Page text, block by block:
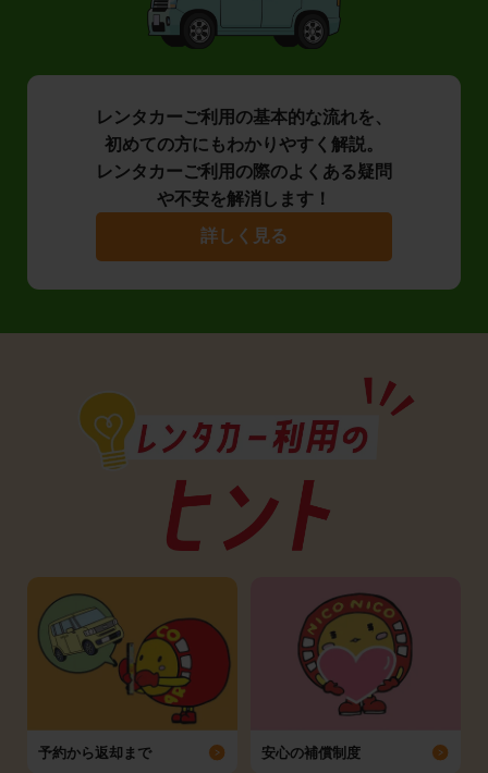
レンタカーご利用の基本的な流れを、
初めての方にもわかりやすく解説。
レンタカーご利用の際のよくある疑問
や不安を解消します！
詳しく見る
予約から返却まで 安心の補償制度